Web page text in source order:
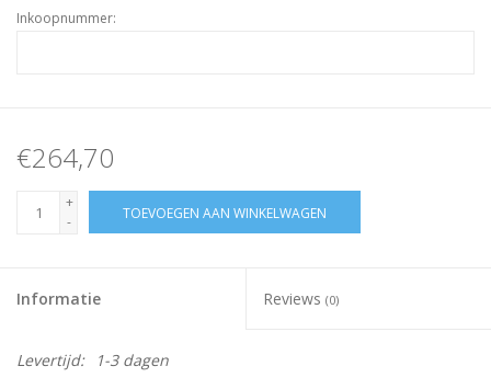
Inkoopnummer:
€264,70
+
-
TOEVOEGEN AAN WINKELWAGEN
Informatie Reviews (0)
Levertijd: 1-3 dagen